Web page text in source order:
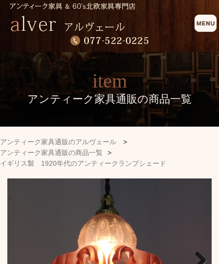
item
アンティーク家具通販の商品一覧
アンティーク家具通販のアルヴェール
>
アンティーク家具通販の商品一覧
>
イギリス製 1920年代のアンティークランプシェード